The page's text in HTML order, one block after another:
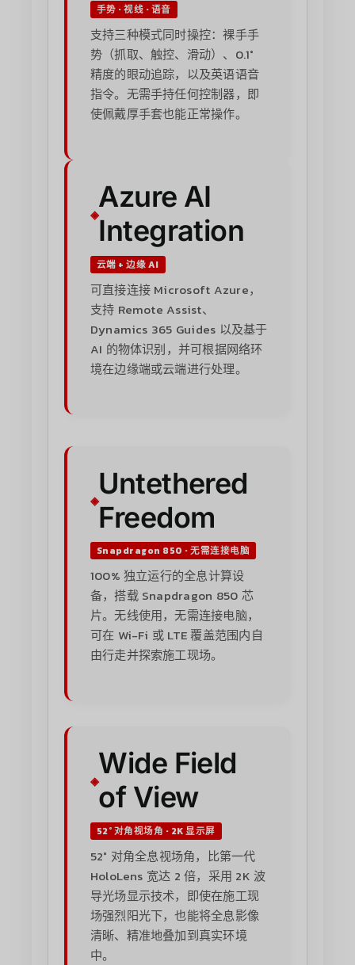
手势 · 视线 · 语音
支持三种模式同时操控：裸手手
势（抓取、触控、滑动）、0.1°
精度的眼动追踪，以及英语语音
指令。无需手持任何控制器，即
使佩戴厚手套也能正常操作。
Azure AI
Integration
云端 + 边缘 AI
可直接连接 Microsoft Azure，
支持 Remote Assist、
Dynamics 365 Guides 以及基于
AI 的物体识别，并可根据网络环
境在边缘端或云端进行处理。
Untethered
Freedom
Snapdragon 850 · 无需连接电脑
100% 独立运行的全息计算设
备，搭载 Snapdragon 850 芯
片。无线使用，无需连接电脑，
可在 Wi-Fi 或 LTE 覆盖范围内自
由行走并探索施工现场。
Wide Field
of View
52° 对角视场角 · 2K 显示屏
52° 对角全息视场角，比第一代
HoloLens 宽达 2 倍，采用 2K 波
导光场显示技术，即使在施工现
场强烈阳光下，也能将全息影像
清晰、精准地叠加到真实环境
中。